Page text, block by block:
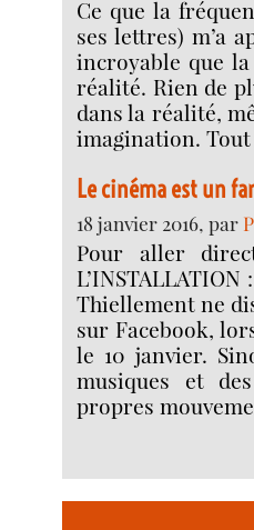
Ce que la
ses lettres) m’a
incroyable que
réalité. Rien de
dans la réalité,
imagination.
Le cinéma est un
18 janvier 2016, par
Pour aller
Thiellement ne
sur Facebook,
le 10 janvier.
musiques et
propres